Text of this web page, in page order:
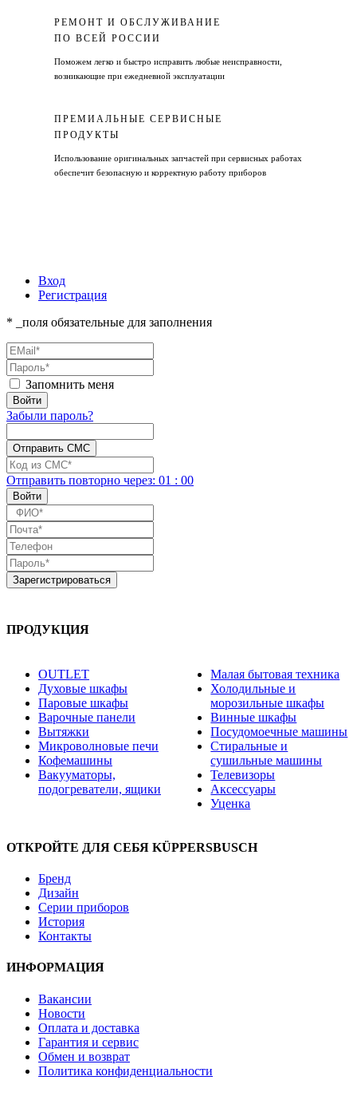
РЕМОНТ И ОБСЛУЖИВАНИЕ
ПО ВСЕЙ РОССИИ
Поможем легко и быстро исправить любые неисправности,
возникающие при ежедневной эксплуатации
ПРЕМИАЛЬНЫЕ СЕРВИСНЫЕ
ПРОДУКТЫ
Использование оригинальных запчастей при сервисных работах
обеспечит безопасную и корректную работу приборов
Вход
Регистрация
* _поля обязательные для заполнения
Запомнить меня
Забыли пароль?
Отправить повторно через: 01 : 00
ПРОДУКЦИЯ
OUTLET
Духовые шкафы
Паровые шкафы
Варочные панели
Вытяжки
Микроволновые печи
Кофемашины
Вакууматоры,
подогреватели, ящики
Малая бытовая техника
Холодильные и
морозильные шкафы
Винные шкафы
Посудомоечные машины
Стиральные и
сушильные машины
Телевизоры
Аксессуары
Уценка
ОТКРОЙТЕ ДЛЯ СЕБЯ KÜPPERSBUSCH
Бренд
Дизайн
Серии приборов
История
Контакты
ИНФОРМАЦИЯ
Вакансии
Новости
Оплата и доставка
Гарантия и сервис
Обмен и возврат
Политика конфиденциальности